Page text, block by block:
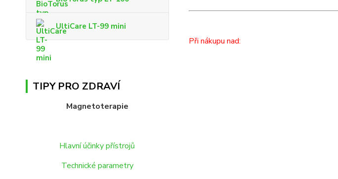
UltiCare LT-99 mini
TIPY PRO ZDRAVÍ
Magnetoterapie
Hlavní účinky přístrojů
Technické parametry
Při nákupu